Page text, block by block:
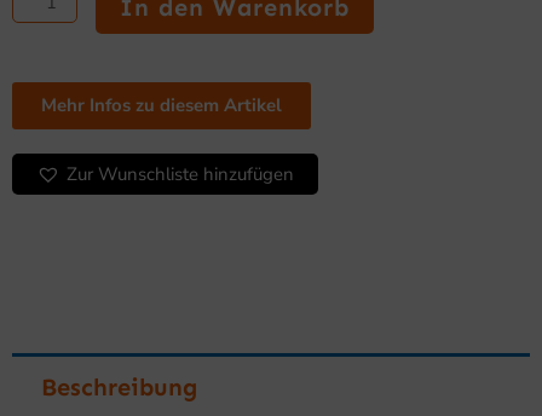
Loch-
Armatur
extra
hoch
Modell
KERSTIN
In den Warenkorb
Mehr Infos zu diesem Artikel
Zur Wunschliste hinzufügen
Beschreibung